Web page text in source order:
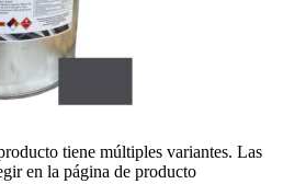
tiene múltiples variantes. Las
en la página de producto